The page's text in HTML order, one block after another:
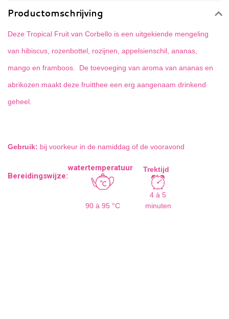
Productomschrijving
Deze Tropical Fruit van Corbello is een uitgekiende mengeling
van hibiscus, rozenbottel, rozijnen, appelsienschil, ananas,
mango en framboos. De toevoeging van aroma van ananas en
abrikozen maakt deze fruitthee een erg aangenaam drinkend
geheel.
Gebruik: bij voorkeur in de namiddag of de vooravond
Bereidingswijze:
watertemperatuur Trektijd
90 à 95 °C
4 à 5
minuten